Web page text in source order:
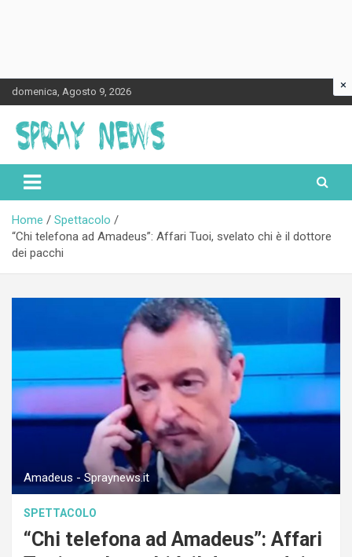
Skip
to
content
domenica, Agosto 9, 2026
Spraynews.it
Home
Spettacolo
“Chi telefona ad Amadeus”: Affari Tuoi, svelato chi è il dottore
dei pacchi
Amadeus - Spraynews.it
SPETTACOLO
“Chi telefona ad Amadeus”: Affari
×